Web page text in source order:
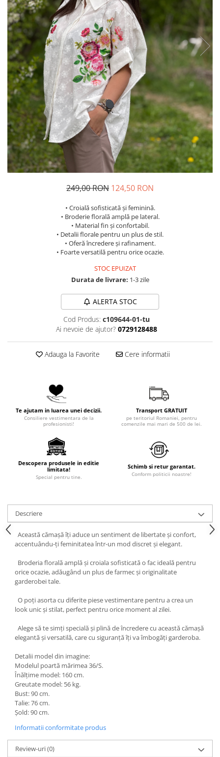
Costume de baie
249,00 RON 124,50 RON
• Croială sofisticată și feminină.
• Broderie florală amplă pe lateral.
• Material fin și confortabil.
• Detalii florale pentru un plus de stil.
• Oferă încredere și rafinament.
• Foarte versatilă pentru orice ocazie.
STOC EPUIZAT
Durata de livrare: 1-3 zile
ALERTA STOC
Cod Produs: c109644-01-tu
Ai nevoie de ajutor? 0729128488
Adauga la Favorite Cere informatii
Te ajutam in luarea unei decizii.
Consiliere vestimentara de la
profesionisti!
Transport GRATUIT
pe teritoriul Romaniei, pentru
comenzile mai mari de 500 de lei.
Descopera produsele in editie
limitata!
Special pentru tine.
Schimb si retur garantat.
Conform politicii noastre!
Descriere
Această cămașă îți aduce un sentiment de libertate și confort,
accentuându-ți feminitatea într-un mod discret și elegant.
Broderia florală amplă și croiala sofisticată o fac ideală pentru
orice ocazie, adăugând un plus de farmec și originalitate
garderobei tale.
O poți asorta cu diferite piese vestimentare pentru a crea un
look unic și stilat, perfect pentru orice moment al zilei.
Alege să te simți specială și plină de încredere cu această cămașă
elegantă și versatilă, care cu siguranță îți va îmbogăți garderoba.
Detalii model din imagine:
Modelul poartă mărimea 36/S.
Înălțime model: 160 cm.
Greutate model: 56 kg.
Bust: 90 cm.
Talie: 76 cm.
Șold: 90 cm.
Informatii conformitate produs
Review-uri(0)